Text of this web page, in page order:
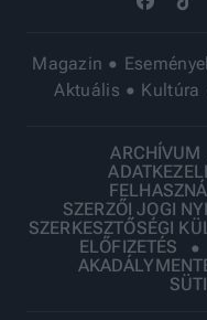
Magazin
Aktuális
Kultúra
ARCHÍVUM
SZERZŐI JOGI
SZERKESZTŐSÉGI
ELŐFIZETÉS